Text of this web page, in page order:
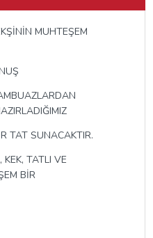
MUHTEŞEM
TAT SUNACAKTIR.
TATLI VE
BİR